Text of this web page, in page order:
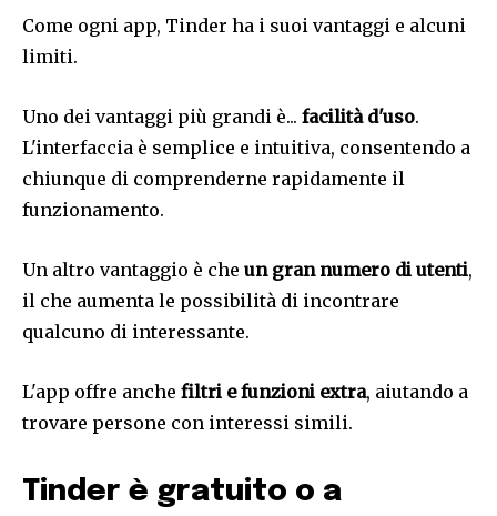
Come ogni app, Tinder ha i suoi vantaggi e alcuni
limiti.
Uno dei vantaggi più grandi è... facilità d'uso.
L'interfaccia è semplice e intuitiva, consentendo a
chiunque di comprenderne rapidamente il
funzionamento.
Un altro vantaggio è che un gran numero di utenti,
il che aumenta le possibilità di incontrare
qualcuno di interessante.
L'app offre anche filtri e funzioni extra, aiutando a
trovare persone con interessi simili.
Tinder è gratuito o a